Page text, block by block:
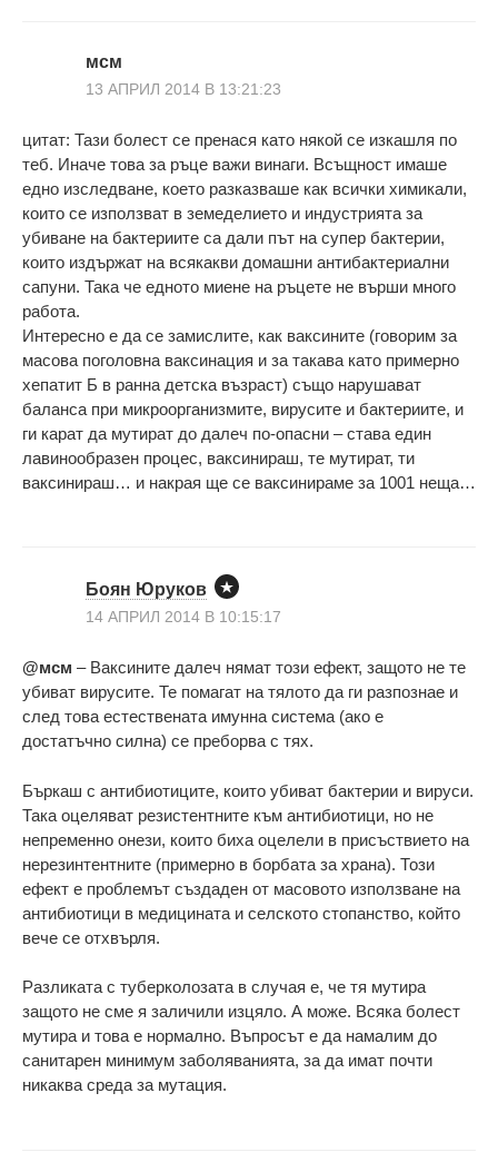
мсм
13 АПРИЛ 2014 В 13:21:23
цитат: Тази болест се пренася като някой се изкашля по
теб. Иначе това за ръце важи винаги. Всъщност имаше
едно изследване, което разказваше как всички химикали,
които се използват в земеделието и индустрията за
убиване на бактериите са дали път на супер бактерии,
които издържат на всякакви домашни антибактериални
сапуни. Така че едното миене на ръцете не върши много
работа.
Интересно е да се замислите, как ваксините (говорим за
масова поголовна ваксинация и за такава като примерно
хепатит Б в ранна детска възраст) също нарушават
баланса при микроорганизмите, вирусите и бактериите, и
ги карат да мутират до далеч по-опасни – става един
лавинообразен процес, ваксинираш, те мутират, ти
ваксинираш… и накрая ще се ваксинираме за 1001 неща…
Боян Юруков
14 АПРИЛ 2014 В 10:15:17
@мсм – Ваксините далеч нямат този ефект, защото не те
убиват вирусите. Те помагат на тялото да ги разпознае и
след това естествената имунна система (ако е
достатъчно силна) се преборва с тях.
Бъркаш с антибиотиците, които убиват бактерии и вируси.
Така оцеляват резистентните към антибиотици, но не
непременно онези, които биха оцелели в присъствието на
нерезинтентните (примерно в борбата за храна). Този
ефект е проблемът създаден от масовото използване на
антибиотици в медицината и селското стопанство, който
вече се отхвърля.
Разликата с туберколозата в случая е, че тя мутира
защото не сме я заличили изцяло. А може. Всяка болест
мутира и това е нормално. Въпросът е да намалим до
санитарен минимум заболяванията, за да имат почти
никаква среда за мутация.